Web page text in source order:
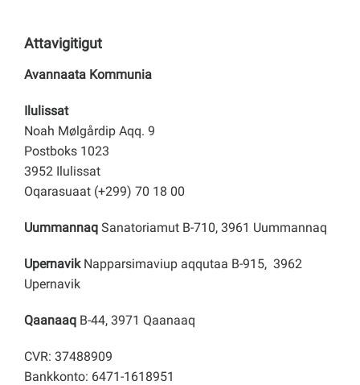
Attavigitigut
Avannaata Kommunia
Ilulissat
Noah Mølgårdip Aqq. 9
Postboks 1023
3952 Ilulissat
Oqarasuaat (+299) 70 18 00
Uummannaq Sanatoriamut B-710, 3961 Uummannaq
Upernavik Napparsimaviup aqqutaa B-915, 3962
Upernavik
Qaanaaq B-44, 3971 Qaanaaq
CVR: 37488909
Bankkonto: 6471-1618951